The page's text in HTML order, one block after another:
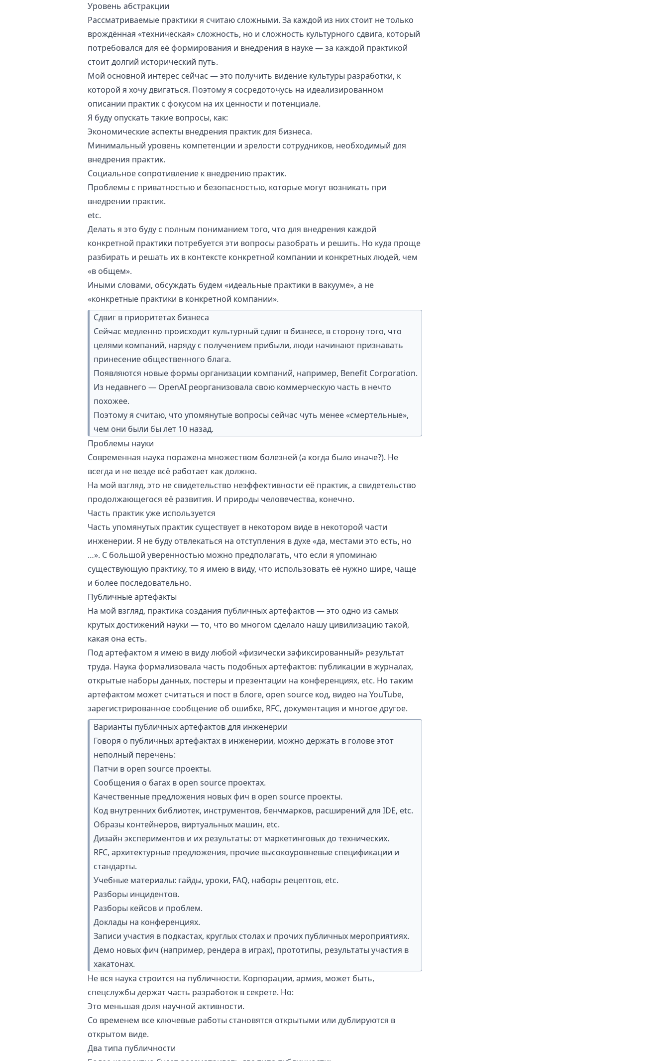
Уровень абстракции
Рассматриваемые практики я считаю сложными. За каждой из них стоит не только
врождённая «техническая» сложность, но и сложность культурного сдвига, который
потребовался для её формирования и внедрения в науке — за каждой практикой
стоит долгий исторический путь.
Мой основной интерес сейчас — это получить видение культуры разработки, к
которой я хочу двигаться. Поэтому я сосредоточусь на идеализированном
описании практик с фокусом на их ценности и потенциале.
Я буду опускать такие вопросы, как:
Экономические аспекты внедрения практик для бизнеса.
Минимальный уровень компетенции и зрелости сотрудников, необходимый для
внедрения практик.
Социальное сопротивление к внедрению практик.
Проблемы с приватностью и безопасностью, которые могут возникать при
внедрении практик.
etc.
Делать я это буду с полным пониманием того, что для внедрения каждой
конкретной практики потребуется эти вопросы разобрать и решить. Но куда проще
разбирать и решать их в контексте конкретной компании и конкретных людей, чем
«в общем».
Иными словами, обсуждать будем «идеальные практики в вакууме», а не
«конкретные практики в конкретной компании».
Сдвиг в приоритетах бизнеса
Сейчас медленно происходит культурный сдвиг в бизнесе, в сторону того, что
целями компаний, наряду с получением прибыли, люди начинают признавать
принесение общественного блага.
Появляются новые формы организации компаний, например, Benefit Corporation.
Из недавнего — OpenAI реорганизовала свою коммерческую часть в нечто
похожее.
Поэтому я считаю, что упомянутые вопросы сейчас чуть менее «смертельные»,
чем они были бы лет 10 назад.
Проблемы науки
Современная наука поражена множеством болезней (а когда было иначе?). Не
всегда и не везде всё работает как должно.
На мой взгляд, это не свидетельство неэффективности её практик, а свидетельство
продолжающегося её развития. И природы человечества, конечно.
Часть практик уже используется
Часть упомянутых практик существует в некотором виде в некоторой части
инженерии. Я не буду отвлекаться на отступления в духе «да, местами это есть, но
…». С большой уверенностью можно предполагать, что если я упоминаю
существующую практику, то я имею в виду, что использовать её нужно шире, чаще
и более последовательно.
Публичные артефакты
На мой взгляд, практика создания публичных артефактов — это одно из самых
крутых достижений науки — то, что во многом сделало нашу цивилизацию такой,
какая она есть.
Под артефактом я имею в виду любой «физически зафиксированный» результат
труда. Наука формализовала часть подобных артефактов: публикации в журналах,
открытые наборы данных, постеры и презентации на конференциях, etc. Но таким
артефактом может считаться и пост в блоге, open source код, видео на YouTube,
зарегистрированное сообщение об ошибке, RFC, документация и многое другое.
Варианты публичных артефактов для инженерии
Говоря о публичных артефактах в инженерии, можно держать в голове этот
неполный перечень:
Патчи в open source проекты.
Сообщения о багах в open source проектах.
Качественные предложения новых фич в open source проекты.
Код внутренних библиотек, инструментов, бенчмарков, расширений для IDE, etc.
Образы контейнеров, виртуальных машин, etc.
Дизайн экспериментов и их результаты: от маркетинговых до технических.
RFC, архитектурные предложения, прочие высокоуровневые спецификации и
стандарты.
Учебные материалы: гайды, уроки, FAQ, наборы рецептов, etc.
Разборы инцидентов.
Разборы кейсов и проблем.
Доклады на конференциях.
Записи участия в подкастах, круглых столах и прочих публичных мероприятиях.
Демо новых фич (например, рендера в играх), прототипы, результаты участия в
хакатонах.
Не вся наука строится на публичности. Корпорации, армия, может быть,
спецслужбы держат часть разработок в секрете. Но:
Это меньшая доля научной активности.
Со временем все ключевые работы становятся открытыми или дублируются в
открытом виде.
Два типа публичности